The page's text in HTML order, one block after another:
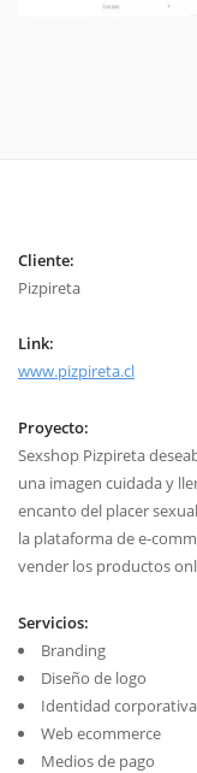
Cliente:
Pizpireta
Link:
www.pizpireta.cl
Proyecto:
Sexshop Pizpireta
una imagen cuidada y
encanto del placer
la plataforma de e-
vender los productos
Servicios:
Branding
Diseño de logo
Identidad corporativa
Web ecommerce
Medios de pago